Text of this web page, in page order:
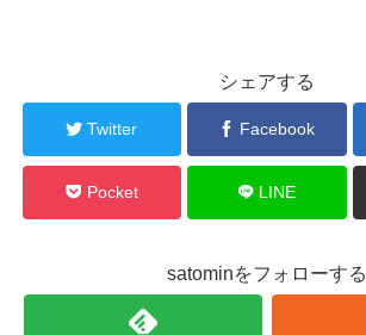
シェアする
Twitter Facebook
Pocket LINE
satominをフォローする